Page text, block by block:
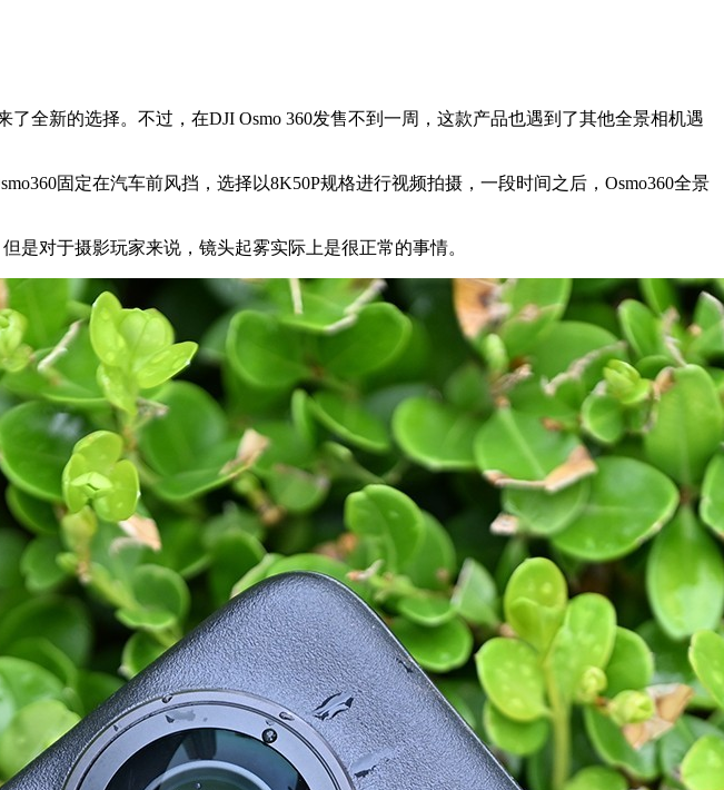
了全新的选择。不过，在DJI Osmo 360发售不到一周，这款产品也遇到了其他全景相机遇
固定在汽车前风挡，选择以8K50P规格进行视频拍摄，一段时间之后，Osmo360全景
是对于摄影玩家来说，镜头起雾实际上是很正常的事情。